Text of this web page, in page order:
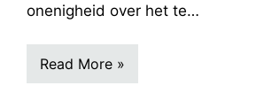
onenigheid over het te…
Read More »